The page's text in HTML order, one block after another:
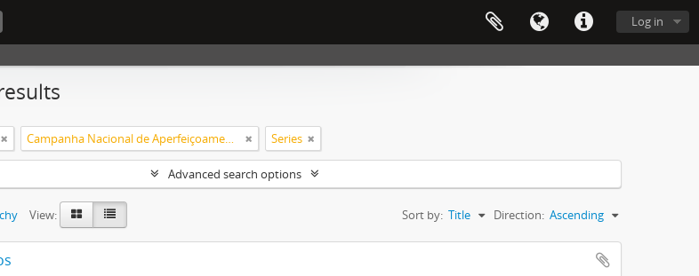
Log in
Campanha Nacional de Aperfeiçoamento de Pessoal de Nível Superior (CAPES) Series
Advanced search options
View: Sort by: Title Direction: Ascending